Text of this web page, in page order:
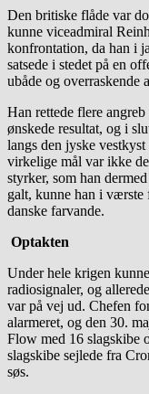
Den britiske flåde var
kunne viceadmiral
konfrontation, da han i
satsede i stedet på en
ubåde og overraskende
Han rettede flere
ønskede resultat, og i
langs den jyske
virkelige mål var ikke
styrker, som han
galt, kunne han i
danske farvande.
Optakten
Under hele krigen
radiosignaler, og
var på vej ud. Chefen
alarmeret, og den 30.
Flow med 16 slagskibe
slagskibe sejlede fra
søs.